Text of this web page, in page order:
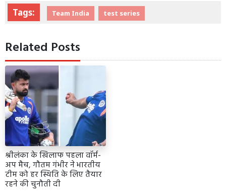
Tags: Team India test series
Related Posts
श्रीलंका के खिलाफ पहला वॉर्म-
अप मैच, गौतम गंभीर ने भारतीय
टीम को हर स्थिति के लिए तैयार
रहने की चुनौती दी